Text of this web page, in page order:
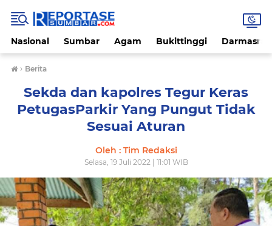
Nasional Sumbar Agam Bukittinggi
› Berita
Sekda dan kapolres Tegur Keras
PetugasParkir Yang Pungut Tidak
Sesuai Aturan
Oleh : Tim Redaksi
Selasa, 19 Juli 2022 | 11:01 WIB